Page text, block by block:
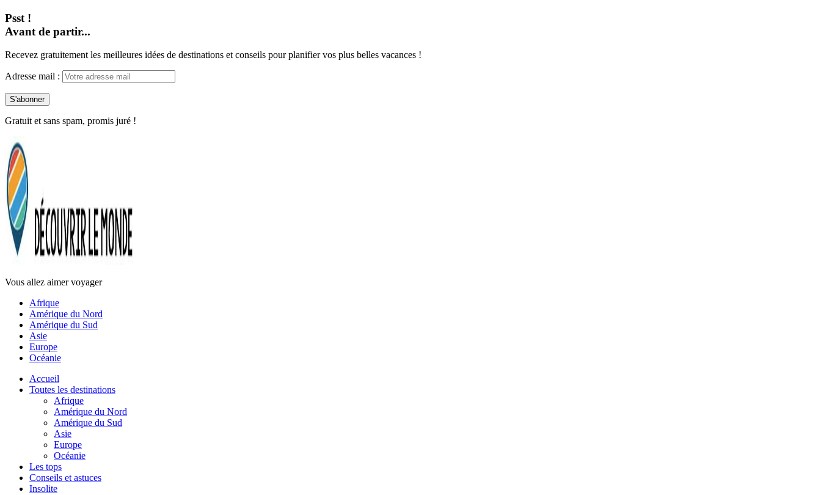
Psst !
Avant de partir...
Recevez gratuitement les meilleures idées de destinations et conseils pour planifier vos plus belles vacances !
Adresse mail :
Gratuit et sans spam, promis juré !
Vous allez aimer voyager
Afrique
Amérique du Nord
Amérique du Sud
Asie
Europe
Océanie
Accueil
Toutes les destinations
Afrique
Amérique du Nord
Amérique du Sud
Asie
Europe
Océanie
Les tops
Conseils et astuces
Insolite